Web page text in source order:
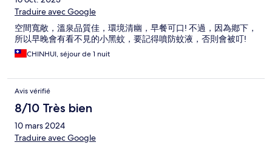
Traduire avec Google
空間寬敞，溫泉品質佳，環境清幽，早餐可口! 不過，因為鄕下，
所以早晚會有看不見的小黑蚊，要記得噴防蚊液，否則會被叮!
CHINHUI, séjour de 1 nuit
Avis vérifié
8/10 Très bien
10 mars 2024
Traduire avec Google